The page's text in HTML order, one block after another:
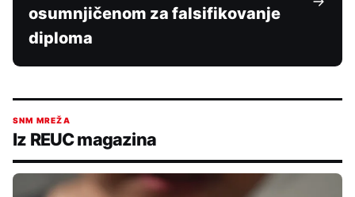
osumnjičenom za falsifikovanje
diploma
SNM MREŽA
Iz REUC magazina